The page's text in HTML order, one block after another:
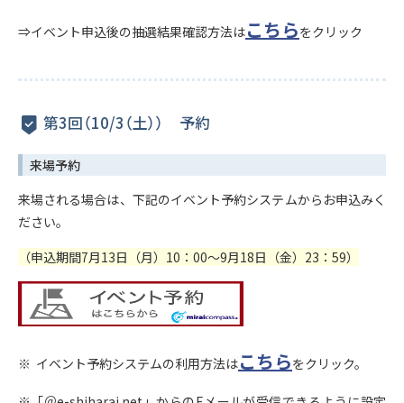
⇒イベント申込後の抽選結果確認方法はこちらをクリック
第3回（10/3（土）） 予約
来場予約
来場される場合は、下記のイベント予約システムからお申込みく
ださい。
（申込期間7月13日（月）10：00～9月18日（金）23：59）
※ イベント予約システムの利用方法はこちらをクリック。